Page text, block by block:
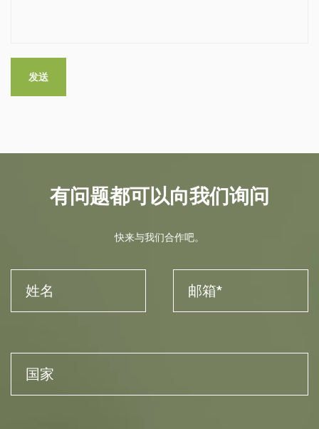
有问题都可以向我们询问
快来与我们合作吧。